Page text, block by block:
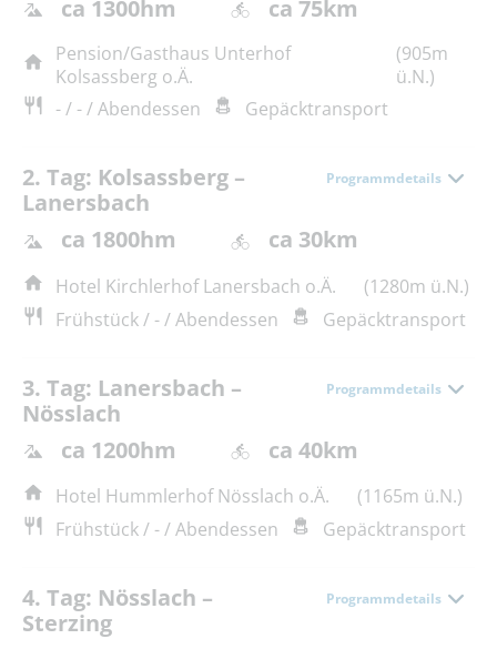
ca 1300hm ca 75km
Pension/Gasthaus Unterhof
Kolsassberg o.Ä.
(905m
ü.N.)
- / - / Abendessen
Gepäcktransport
2. Tag: Kolsassberg –
Lanersbach
Programmdetails
ca 1800hm ca 30km
Hotel Kirchlerhof Lanersbach o.Ä.
(1280m ü.N.)
Frühstück / - / Abendessen
Gepäcktransport
3. Tag: Lanersbach –
Nösslach
Programmdetails
ca 1200hm ca 40km
Hotel Hummlerhof Nösslach o.Ä.
(1165m ü.N.)
Frühstück / - / Abendessen
Gepäcktransport
4. Tag: Nösslach –
Sterzing
Programmdetails